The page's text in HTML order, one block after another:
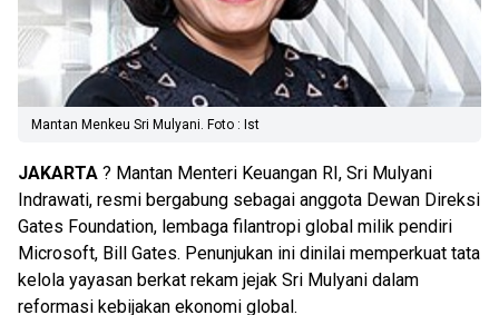
Mantan Menkeu Sri Mulyani. Foto : Ist
JAKARTA ? Mantan Menteri Keuangan RI, Sri Mulyani
Indrawati, resmi bergabung sebagai anggota Dewan Direksi
Gates Foundation, lembaga filantropi global milik pendiri
Microsoft, Bill Gates. Penunjukan ini dinilai memperkuat tata
kelola yayasan berkat rekam jejak Sri Mulyani dalam
reformasi kebijakan ekonomi global.